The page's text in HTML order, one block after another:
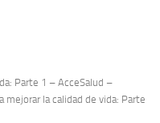
Parte 1 – AcceSalud –
mejorar la calidad de vida: Parte